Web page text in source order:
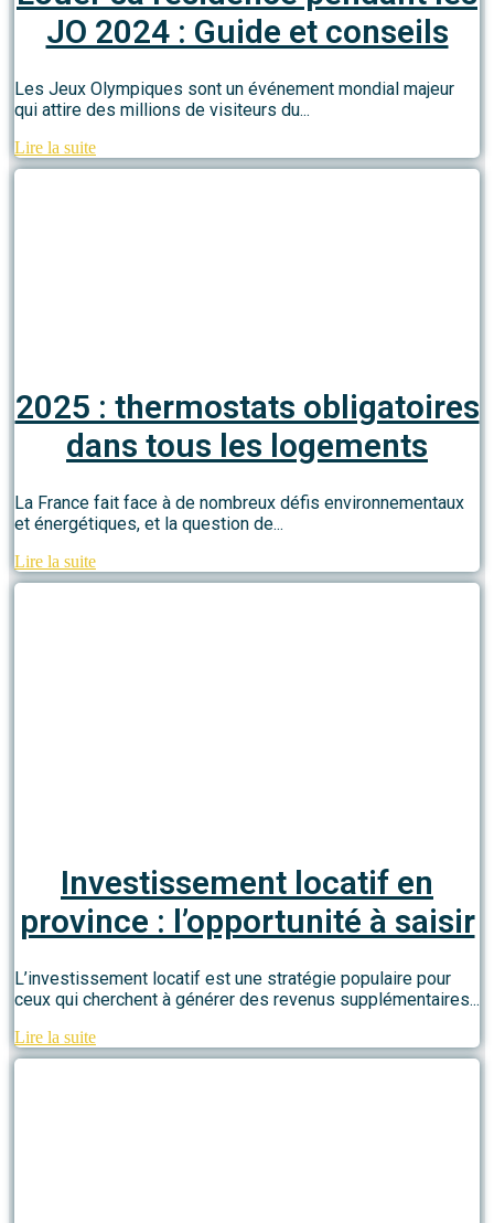
JO 2024 : Guide et conseils
Les Jeux Olympiques sont un événement mondial majeur
qui attire des millions de visiteurs du...
Lire la suite
2025 : thermostats obligatoires
dans tous les logements
La France fait face à de nombreux défis environnementaux
et énergétiques, et la question de...
Lire la suite
Investissement locatif en
province : l’opportunité à saisir
L’investissement locatif est une stratégie populaire pour
ceux qui cherchent à générer des revenus supplémentaires...
Lire la suite